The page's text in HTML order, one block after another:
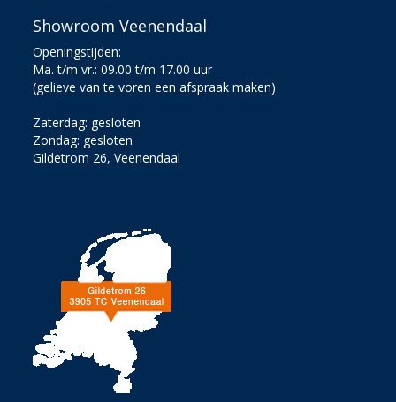
Showroom Veenendaal
Openingstijden:
Ma. t/m vr.: 09.00 t/m 17.00 uur
(gelieve van te voren een afspraak maken)
Zaterdag: gesloten
Zondag: gesloten
Gildetrom 26, Veenendaal